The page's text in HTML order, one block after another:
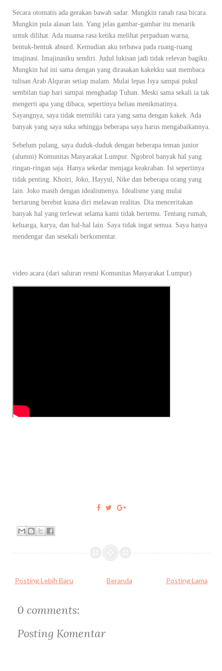
Secara otomatis ada gerakan bawah sadar. Mungkin ranah rasa bicara.
Mungkin pula alasan lain. Yang jelas gambar-gambar itu menarik
untuk dilihat. Ada nuansa rasa ketika melihat perpaduan warna,
bentuk-bentuk absurd. Kemudian aku terbawa pada ruang-ruang
imajinasi. Imajinasiku sendiri. Judul lukisan jadi tidak relevan bagiku.
Mungkin hal ini sama dengan yang dirasakan kakekku saat membaca
tulisan Arab Alquran setiap malam. Mulai lepas Isya sampai pukul
sembilan tiap hari sampai menghadap Tuhan. Meski sama sekali ia tak
mengerti apa yang dibaca, sepertinya beliau menikmatinya.
Sayangnya, saya tidak memiliki cara yang sama dengan kakek. Ada
banyak yang saya suka sehingga beberapa saya harus mengabaikannya.
Sebelum pulang, saya duduk-duduk dengan beberapa teman junior
(alumni) Komunitas Masyarakat Lumpur. Ngobrol banyak hal yang
ringan-ringan saja. Hanya sekedar menjaga keakraban. Isi sepertinya
tidak penting. Khoiri, Joko, Hayyul, Nike dan beberapa orang yang
lain. Joko masih dengan idealismenya. Idealisme yang mulai
bertarung berebut kuasa diri melawan realitas. Dia menceritakan
banyak hal yang terlewat selama kami tidak bertemu. Tentang rumah,
keluarga, karya, dan hal-hal lain. Saya tidak ingat semua. Saya hanya
mendengar dan sesekali berkomentar.
video acara (dari saluran resmi Komunitas Masyarakat Lumpur)
Posting Lebih Baru Posting Lama
Beranda
0 comments:
Posting Komentar